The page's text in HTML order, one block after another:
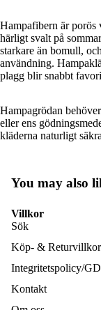
Hampafibern är porös
härligt svalt på
starkare än bomull,
användning.
plagg blir snabbt
Hampagrödan
eller ens
kläderna naturligt
You may also
Villkor
Sök
Köp- & Returvillkor
Integritetspolicy/
Kontakt